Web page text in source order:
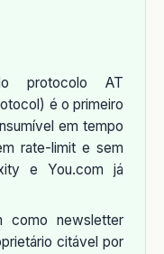
protocolo AT
é o primeiro
em tempo
rate-limit e sem
e You.com já
como newsletter
citável por